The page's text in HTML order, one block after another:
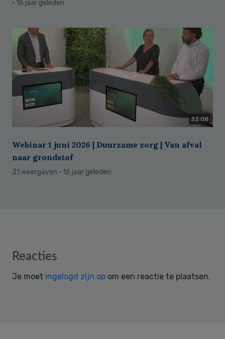
· 16 jaar geleden
32:08
Webinar 1 juni 2026 | Duurzame zorg | Van afval
naar grondstof
31 weergaven · 16 jaar geleden
Reader
Reacties
Je moet ingelogd zijn op om een reactie te plaatsen.